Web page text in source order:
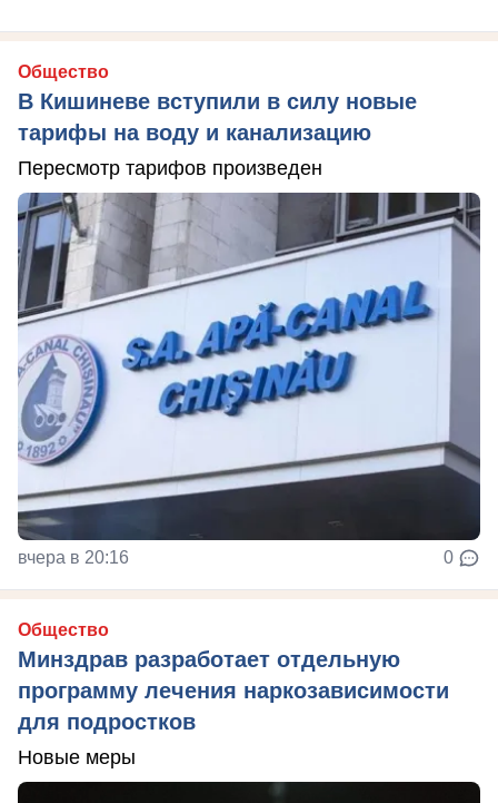
Общество
В Кишиневе вступили в силу новые
тарифы на воду и канализацию
Пересмотр тарифов произведен
вчера в 20:16 0
Общество
Минздрав разработает отдельную
программу лечения наркозависимости
для подростков
Новые меры